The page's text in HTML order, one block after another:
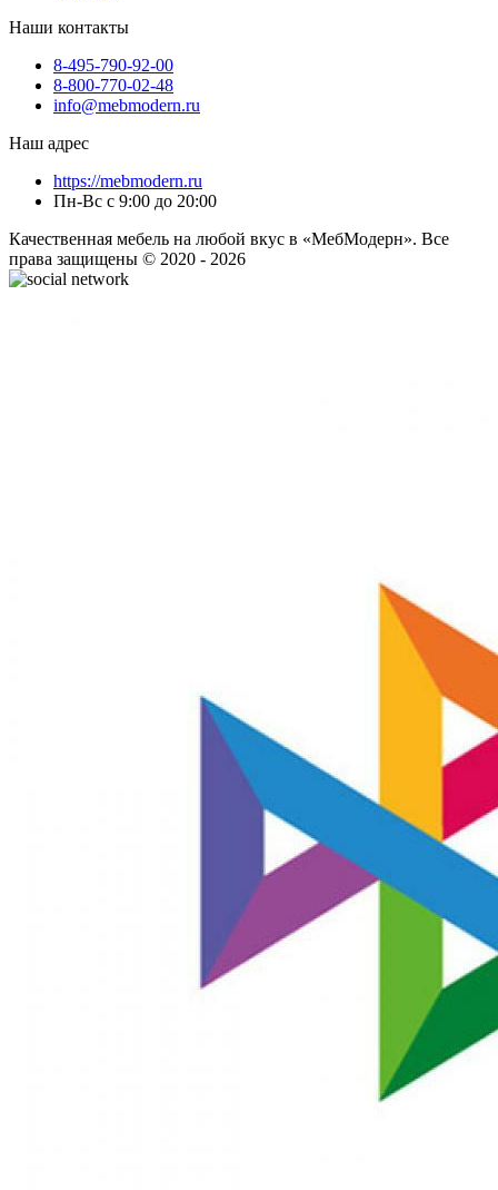
Наши контакты
8-495-790-92-00
8-800-770-02-48
info@mebmodern.ru
Наш адрес
https://mebmodern.ru
Пн-Вс с 9:00 до 20:00
Качественная мебель на любой вкус в «МебМодерн». Все
права защищены © 2020 - 2026